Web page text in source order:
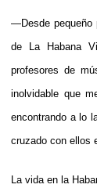
—Desde pequeño
de La Habana
profesores de
inolvidable que
encontrando a lo
cruzado con ellos
La vida en la